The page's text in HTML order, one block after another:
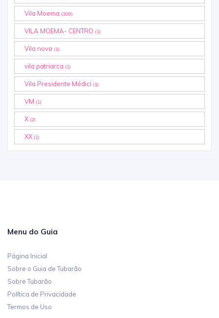
Vila Moema (308)
VILA MOEMA- CENTRO (1)
Vila nova (1)
vila patriarca (1)
Vila Presidente Médici (1)
VM (1)
X (2)
XX (1)
Menu do Guia
Página Inicial
Sobre o Guia de Tubarão
Sobre Tubarão
Política de Privacidade
Termos de Uso